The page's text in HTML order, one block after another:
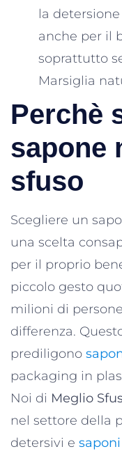
la
anche per il
soprattutto
Marsiglia
Perchè
sapone
sfuso
Scegliere un
una scelta
per il proprio
piccolo gesto
milioni di
differenza.
prediligono
packaging in
Noi di Meglio
nel settore della
detersivi e